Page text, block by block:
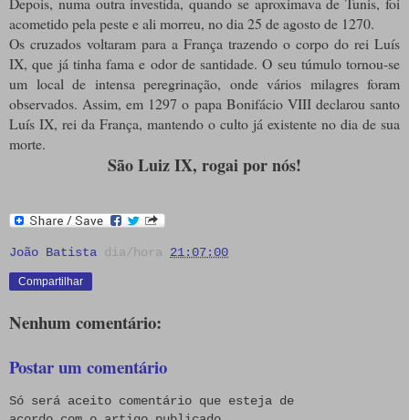
acometido pela peste e ali morreu, no dia 25 de agosto de 1270.
Os cruzados voltaram para a França trazendo o corpo do rei Luís
IX, que já tinha fama e odor de santidade. O seu túmulo tornou-se
um local de intensa peregrinação, onde vários milagres foram
observados. Assim, em 1297 o papa Bonifácio VIII declarou santo
Luís IX, rei da França, mantendo o culto já existente no dia de sua
morte.
São Luiz IX, rogai por nós!
João Batista dia/hora 21:07:00
Compartilhar
Nenhum comentário:
Postar um comentário
Só será aceito comentário que esteja de